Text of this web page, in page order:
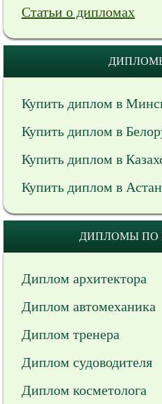
Статьи о дипломах
Купить диплом в
Купить диплом в
Купить диплом в
Купить диплом в
ДИПЛОМЫ ПО
Диплом архитектора
Диплом автомеханика
Диплом тренера
Диплом судоводителя
Диплом косметолога